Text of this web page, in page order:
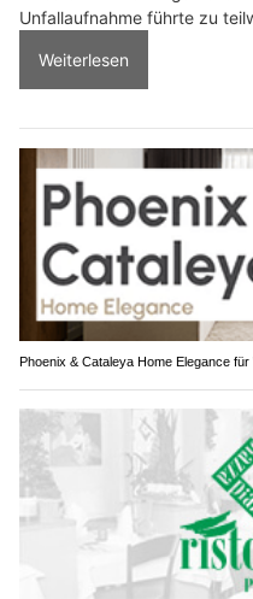
Unfallaufnahme führte zu
Weiterlesen
Phoenix & Cataleya Home Elegance